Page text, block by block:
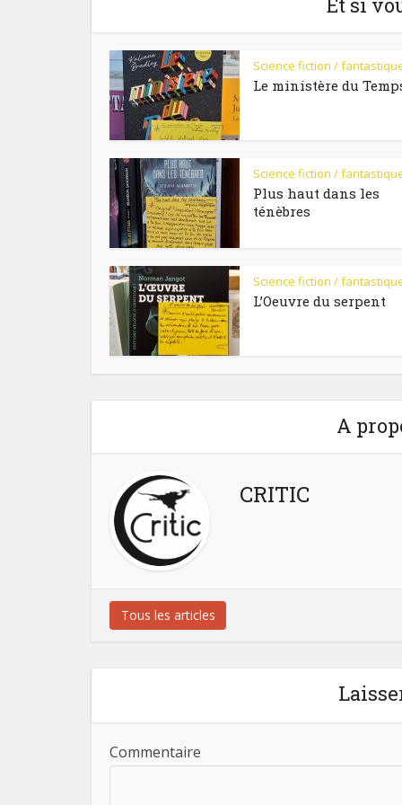
Science fiction /
Le ministère du
Science fiction /
Plus haut dans les
ténèbres
Science fiction /
L’Oeuvre du serpent
A
CRITIC
Tous les articles
Commentaire